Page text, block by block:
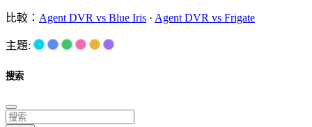
比較： Agent DVR vs Blue Iris · Agent DVR vs Frigate
主題:
搜索